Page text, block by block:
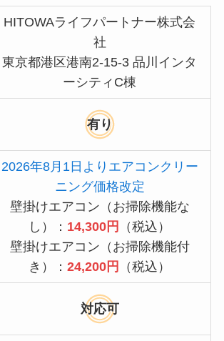
HITOWAライフパートナー株式会
社
東京都港区港南2-15-3 品川インタ
ーシティC棟
有り
2026年8月1日よりエアコンクリー
ニング価格改定
壁掛けエアコン（お掃除機能な
し）： 14,300 円
（税込）
壁掛けエアコン（お掃除機能付
き）：24,200 円 （税込）
対応可